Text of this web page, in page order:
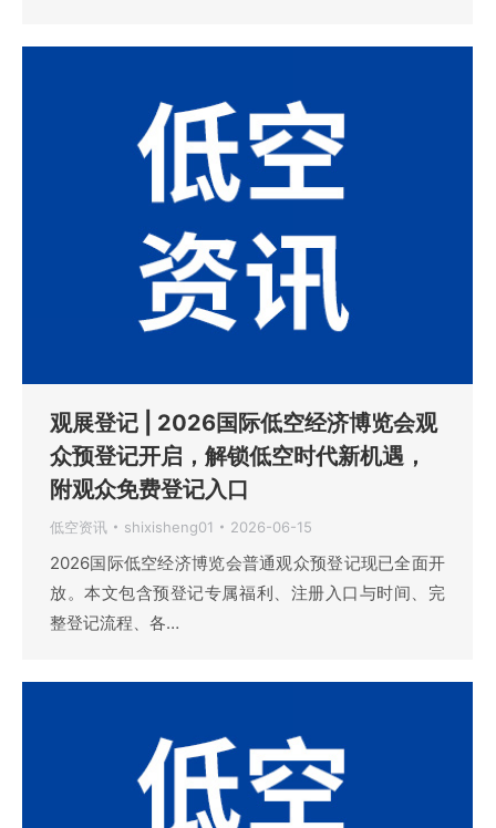
观展登记 | 2026国际低空经济博览会观
众预登记开启，解锁低空时代新机遇，
附观众免费登记入口
低空资讯 shixisheng01 2026-06-15
2026国际低空经济博览会普通观众预登记现已全面开
放。本文包含预登记专属福利、注册入口与时间、完
整登记流程、各…